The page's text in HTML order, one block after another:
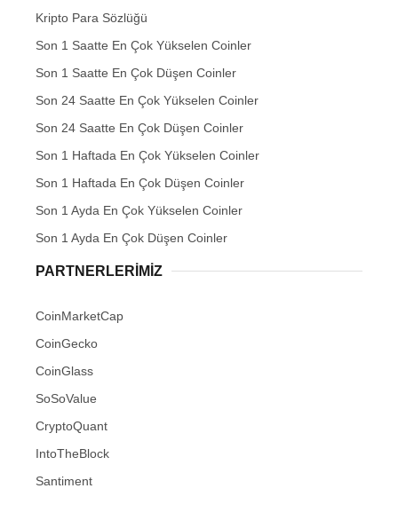
Kripto Para Sözlüğü
Son 1 Saatte En Çok Yükselen Coinler
Son 1 Saatte En Çok Düşen Coinler
Son 24 Saatte En Çok Yükselen Coinler
Son 24 Saatte En Çok Düşen Coinler
Son 1 Haftada En Çok Yükselen Coinler
Son 1 Haftada En Çok Düşen Coinler
Son 1 Ayda En Çok Yükselen Coinler
Son 1 Ayda En Çok Düşen Coinler
PARTNERLERIMIZ
CoinMarketCap
CoinGecko
CoinGlass
SoSoValue
CryptoQuant
IntoTheBlock
Santiment